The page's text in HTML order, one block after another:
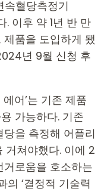
혈당측정기
. 이후 약 1년 반 만
품을 도입하게 됐
년 9월 신청 후
어’는 기존 제품
가능하다. 기존
을 측정해 어플리
거쳐야했다. 이에 2
로움을 호소하는
의 ‘결정적 기술력